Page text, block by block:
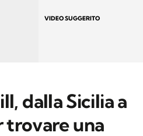
VIDEO SUGGERITO
dalla Sicilia a
trovare una